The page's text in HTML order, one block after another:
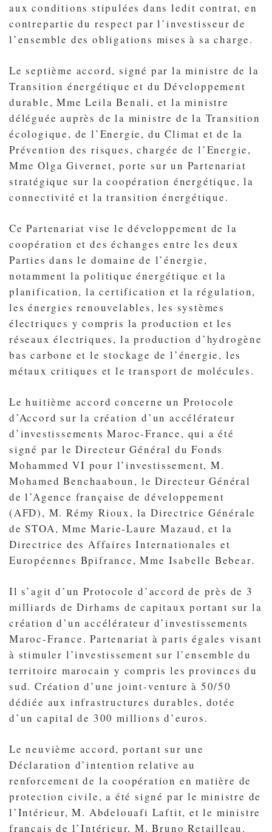
aux conditions stipulées dans ledit contrat, en
contrepartie du respect par l’investisseur de
l’ensemble des obligations mises à sa charge.
Le septième accord, signé par la ministre de la
Transition énergétique et du Développement
durable, Mme Leila Benali, et la ministre
déléguée auprès de la ministre de la Transition
écologique, de l’Energie, du Climat et de la
Prévention des risques, chargée de l’Energie,
Mme Olga Givernet, porte sur un Partenariat
stratégique sur la coopération énergétique, la
connectivité et la transition énergétique.
Ce Partenariat vise le développement de la
coopération et des échanges entre les deux
Parties dans le domaine de l’énergie,
notamment la politique énergétique et la
planification, la certification et la régulation,
les énergies renouvelables, les systèmes
électriques y compris la production et les
réseaux électriques, la production d’hydrogène
bas carbone et le stockage de l’énergie, les
métaux critiques et le transport de molécules.
Le huitième accord concerne un Protocole
d’Accord sur la création d’un accélérateur
d’investissements Maroc-France, qui a été
signé par le Directeur Général du Fonds
Mohammed VI pour l’investissement, M.
Mohamed Benchaaboun, le Directeur Général
de l’Agence française de développement
(AFD), M. Rémy Rioux, la Directrice Générale
de STOA, Mme Marie-Laure Mazaud, et la
Directrice des Affaires Internationales et
Européennes Bpifrance, Mme Isabelle Bebear.
Il s’agit d’un Protocole d’accord de près de 3
milliards de Dirhams de capitaux portant sur la
création d’un accélérateur d’investissements
Maroc-France. Partenariat à parts égales visant
à stimuler l’investissement sur l’ensemble du
territoire marocain y compris les provinces du
sud. Création d’une joint-venture à 50/50
dédiée aux infrastructures durables, dotée
d’un capital de 300 millions d’euros.
Le neuvième accord, portant sur une
Déclaration d’intention relative au
renforcement de la coopération en matière de
protection civile, a été signé par le ministre de
l’Intérieur, M. Abdelouafi Laftit, et le ministre
français de l’Intérieur, M. Bruno Retailleau.